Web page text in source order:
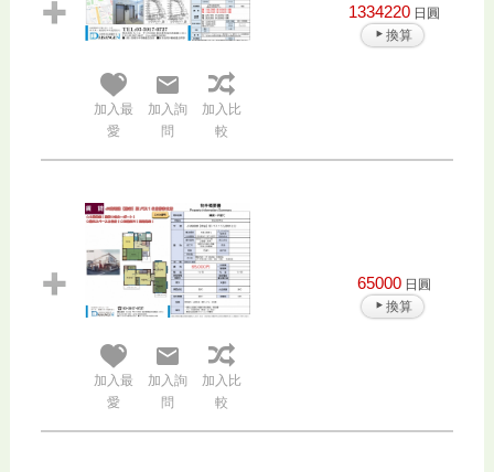
加入最
愛
加入詢
問
加入比
較
1334220 日圓
換算
加入最
愛
加入詢
問
加入比
較
65000 日圓
換算